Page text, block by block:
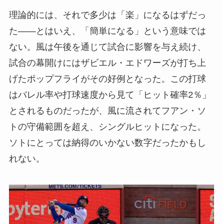
理論的には、それで多少は「楽」になるはずだっ
た――とはいえ、「簡単になる」という意味では
ない。風は午後を通じて試合に影響を与え続け、
試合の幕開けにはザビエル・エドワーズが打ち上
げたポップフライがその好例となった。この打球
はバレル率や打球速度から見て「ヒット確率2％」
とされるものだったが、風に流されてフアン・ソ
トの守備範囲を超え、シングルヒットになった。
ソトにとっては納得のいかない数字だったかもし
れない。